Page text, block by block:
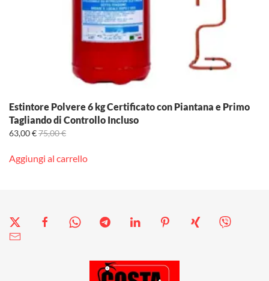
Estintore Polvere 6 kg Certificato con Piantana e Primo
Tagliando di Controllo Incluso
63,00€75,00€
Aggiungi al carrello